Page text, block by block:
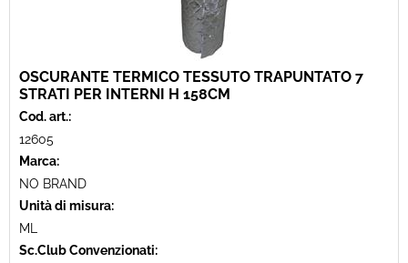
OSCURANTE TERMICO TESSUTO TRAPUNTATO 7
STRATI PER INTERNI H 158CM
Cod. art.:
12605
Marca:
NO BRAND
Unità di misura:
ML
Sc.Club Convenzionati: